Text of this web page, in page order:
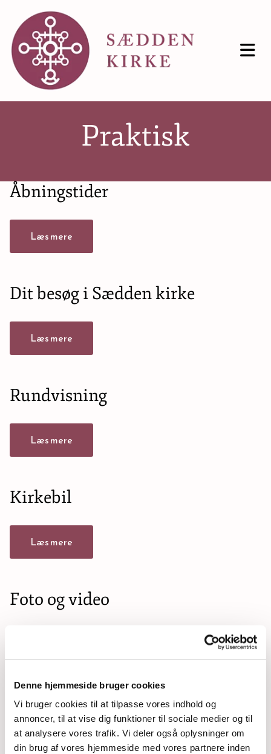
Denne hjemmeside bruger cookies
Vi bruger cookies til at tilpasse vores indhold og
annoncer, til at vise dig funktioner til sociale medier og til
at analysere vores trafik. Vi deler også oplysninger om
din brug af vores hjemmeside med vores partnere inden
Praktisk
Åbningstider
Læs mere
Dit besøg i Sædden kirke
Læs mere
Rundvisning
Læs mere
Kirkebil
Læs mere
Foto og video
Lån/leje af lokaler
Læs mere